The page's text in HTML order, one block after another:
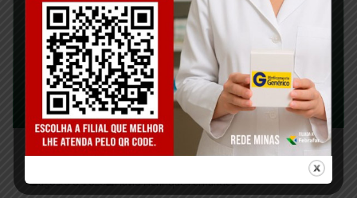
EDITAIS PUBLICAÇÕES OFICIAIS
agosto 6, 2026 Flávio Henrique Fernandes